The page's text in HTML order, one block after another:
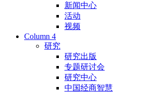
新闻中心
活动
视频
Column 4
研究
研究出版
专题研讨会
研究中心
中国经商智慧